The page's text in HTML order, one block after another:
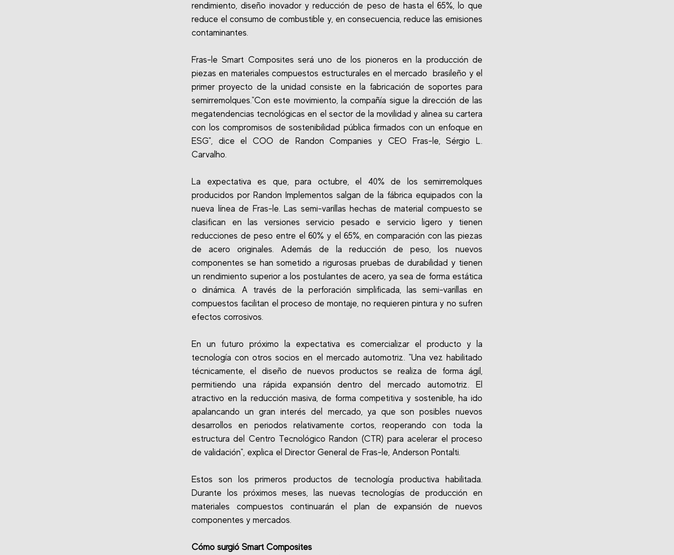
rendimiento, diseño inovador y reducción de peso de hasta el 65%, lo que
reduce el consumo de combustible y, en consecuencia, reduce las emisiones
contaminantes.
Fras-le Smart Composites será uno de los pioneros en la producción de
piezas en materiales compuestos estructurales en el mercado brasileño y el
primer proyecto de la unidad consiste en la fabricación de soportes para
semirremolques."Con este movimiento, la compañía sigue la dirección de las
megatendencias tecnológicas en el sector de la movilidad y alinea su cartera
con los compromisos de sostenibilidad pública firmados con un enfoque en
ESG", dice el COO de Randon Companies y CEO Fras-le, Sérgio L.
Carvalho.
La expectativa es que, para octubre, el 40% de los semirremolques
producidos por Randon Implementos salgan de la fábrica equipados con la
nueva línea de Fras-le. Las semi-varillas hechas de material compuesto se
clasifican en las versiones servicio pesado e servicio ligero y tienen
reducciones de peso entre el 60% y el 65%, en comparación con las piezas
de acero originales. Además de la reducción de peso, los nuevos
componentes se han sometido a rigurosas pruebas de durabilidad y tienen
un rendimiento superior a los postulantes de acero, ya sea de forma estática
o dinámica. A través de la perforación simplificada, las semi-varillas en
compuestos facilitan el proceso de montaje, no requieren pintura y no sufren
efectos corrosivos.
En un futuro próximo la expectativa es comercializar el producto y la
tecnología con otros socios en el mercado automotriz. "Una vez habilitado
técnicamente, el diseño de nuevos productos se realiza de forma ágil,
permitiendo una rápida expansión dentro del mercado automotriz. El
atractivo en la reducción masiva, de forma competitiva y sostenible, ha ido
apalancando un gran interés del mercado, ya que son posibles nuevos
desarrollos en periodos relativamente cortos, reoperando con toda la
estructura del Centro Tecnológico Randon (CTR) para acelerar el proceso
de validación", explica el Director General de Fras-le, Anderson Pontalti.
Estos son los primeros productos de tecnología productiva habilitada.
Durante los próximos meses, las nuevas tecnologías de producción en
materiales compuestos continuarán el plan de expansión de nuevos
componentes y mercados.
Cómo surgió Smart Composites